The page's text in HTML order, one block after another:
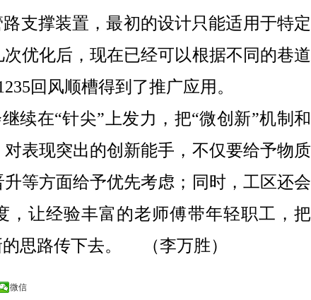
路支撑装置，最初的设计只能适用于特定
优化后，现在已经可以根据不同的巷道
回风顺槽得到了推广应用。
续在“针尖”上发力，把“微创新”机制和
对表现突出的创新能手，不仅要给予物质
等方面给予优先考虑；同时，工区还会
，让经验丰富的老师傅带年轻职工，把
思路传下去。
（李万胜）
微信